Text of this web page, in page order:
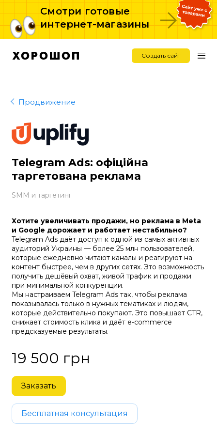
Смотри готовые
интернет-магазины
Создать сайт
Продвижение
Telegram Ads: офіційна
таргетована реклама
SMM и таргетинг
Хотите увеличивать продажи, но реклама в Meta
и Google дорожает и работает нестабильно?
Telegram Ads даёт доступ к одной из самых активных
аудиторий Украины — более 25 млн пользователей,
которые ежедневно читают каналы и реагируют на
контент быстрее, чем в других сетях. Это возможность
получить дешёвый охват, живой трафик и продажи
при минимальной конкуренции.
Мы настраиваем Telegram Ads так, чтобы реклама
показывалась только в нужных тематиках и людям,
которые действительно покупают. Это повышает CTR,
снижает стоимость клика и даёт e-commerce
предсказуемые результаты.
19 500 грн
Заказать
Бесплатная консультация